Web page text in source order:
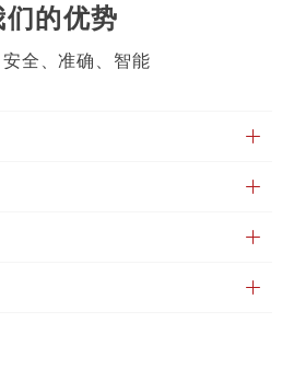
们的优势
全、准确、智能